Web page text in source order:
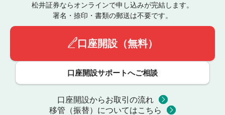
松井証券ならオンラインで申し込みが完結します。
署名・捺印・書類の郵送は不要です。
口座開設（無料）
口座開設サポートへご相談
口座開設からお取引の流れ
移管（振替）についてはこちら